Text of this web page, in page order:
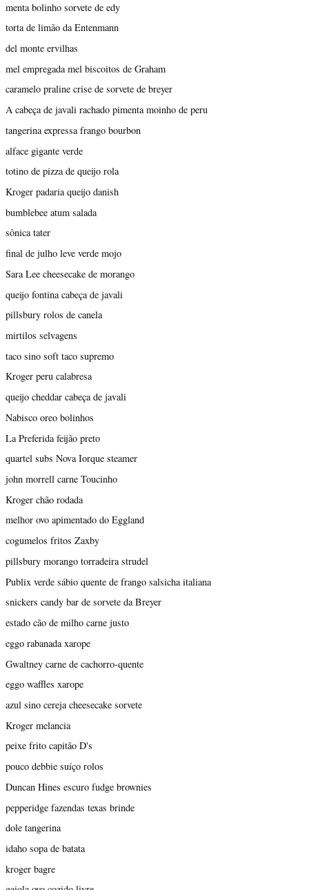
menta bolinho sorvete de edy
torta de limão da Entenmann
del monte ervilhas
mel empregada mel biscoitos de Graham
caramelo praline crise de sorvete de breyer
A cabeça de javali rachado pimenta moinho de peru
tangerina expressa frango bourbon
alface gigante verde
totino de pizza de queijo rola
Kroger padaria queijo danish
bumblebee atum salada
sônica tater
final de julho leve verde mojo
Sara Lee cheesecake de morango
queijo fontina cabeça de javali
pillsbury rolos de canela
mirtilos selvagens
taco sino soft taco supremo
Kroger peru calabresa
queijo cheddar cabeça de javali
Nabisco oreo bolinhos
La Preferida feijão preto
quartel subs Nova Iorque steamer
john morrell carne Toucinho
Kroger chão rodada
melhor ovo apimentado do Eggland
cogumelos fritos Zaxby
pillsbury morango torradeira strudel
Publix verde sábio quente de frango salsicha italiana
snickers candy bar de sorvete da Breyer
estado cão de milho carne justo
eggo rabanada xarope
Gwaltney carne de cachorro-quente
eggo waffles xarope
azul sino cereja cheesecake sorvete
Kroger melancia
peixe frito capitão D's
pouco debbie suíço rolos
Duncan Hines escuro fudge brownies
pepperidge fazendas texas brinde
dole tangerina
idaho sopa de batata
kroger bagre